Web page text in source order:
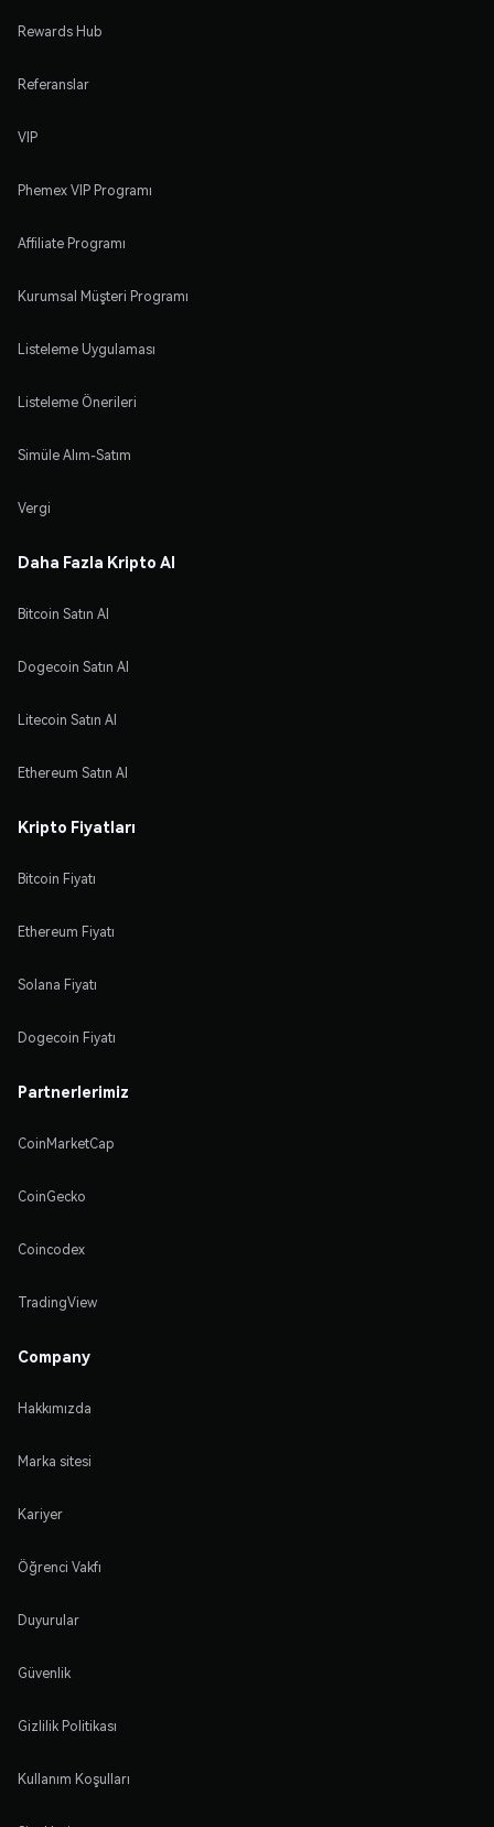
Rewards Hub
Referanslar
VIP
Phemex VIP Programı
Affiliate Programı
Kurumsal Müşteri Programı
Listeleme Uygulaması
Listeleme Önerileri
Simüle Alım-Satım
Vergi
Daha Fazla Kripto Al
Bitcoin Satın Al
Dogecoin Satın Al
Litecoin Satın Al
Ethereum Satın Al
Kripto Fiyatları
Bitcoin Fiyatı
Ethereum Fiyatı
Solana Fiyatı
Dogecoin Fiyatı
Partnerlerimiz
CoinMarketCap
CoinGecko
Coincodex
TradingView
Company
Hakkımızda
Marka sitesi
Kariyer
Öğrenci Vakfı
Duyurular
Güvenlik
Gizlilik Politikası
Kullanım Koşulları